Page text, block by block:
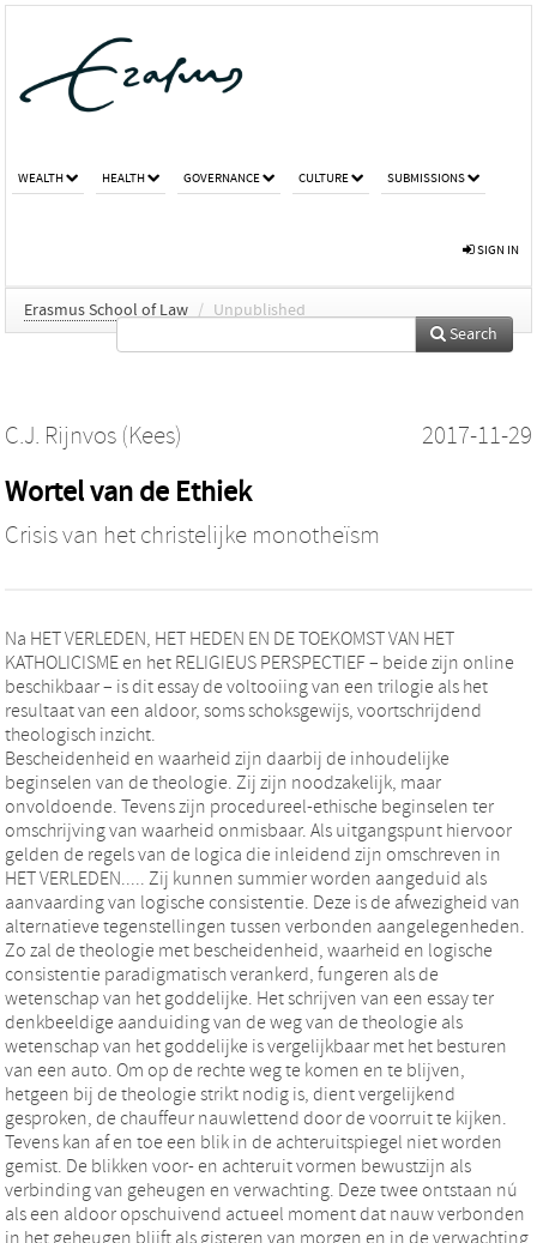
WEALTH HEALTH GOVERNANCE CULTURE SUBMISSIONS
SIGN IN
Erasmus School of Law / Unpublished
Search
C.J. Rijnvos (Kees) 2017-11-29
Wortel van de Ethiek
Crisis van het christelijke monotheïsm
Na HET VERLEDEN, HET HEDEN EN DE TOEKOMST VAN HET
KATHOLICISME en het RELIGIEUS PERSPECTIEF – beide zijn online
beschikbaar – is dit essay de voltooiing van een trilogie als het
resultaat van een aldoor, soms schoksgewijs, voortschrijdend
theologisch inzicht.
Bescheidenheid en waarheid zijn daarbij de inhoudelijke
beginselen van de theologie. Zij zijn noodzakelijk, maar
onvoldoende. Tevens zijn procedureel-ethische beginselen ter
omschrijving van waarheid onmisbaar. Als uitgangspunt hiervoor
gelden de regels van de logica die inleidend zijn omschreven in
HET VERLEDEN..... Zij kunnen summier worden aangeduid als
aanvaarding van logische consistentie. Deze is de afwezigheid van
alternatieve tegenstellingen tussen verbonden aangelegenheden.
Zo zal de theologie met bescheidenheid, waarheid en logische
consistentie paradigmatisch verankerd, fungeren als de
wetenschap van het goddelijke. Het schrijven van een essay ter
denkbeeldige aanduiding van de weg van de theologie als
wetenschap van het goddelijke is vergelijkbaar met het besturen
van een auto. Om op de rechte weg te komen en te blijven,
hetgeen bij de theologie strikt nodig is, dient vergelijkend
gesproken, de chauffeur nauwlettend door de voorruit te kijken.
Tevens kan af en toe een blik in de achteruitspiegel niet worden
gemist. De blikken voor- en achteruit vormen bewustzijn als
verbinding van geheugen en verwachting. Deze twee ontstaan nú
als een aldoor opschuivend actueel moment dat nauw verbonden
in het geheugen blijft als gisteren van morgen en in de verwachting